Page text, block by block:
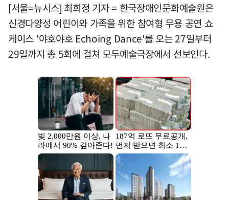
[서울=뉴시스] 최희정 기자 = 한국장애인문화예술원은
신경다양성 어린이와 가족을 위한 참여형 무용 공연 쇼
케이스 '야호야호 Echoing Dance'를 오는 27일부터
29일까지 총 5회에 걸쳐 모두예술극장에서 선보인다.